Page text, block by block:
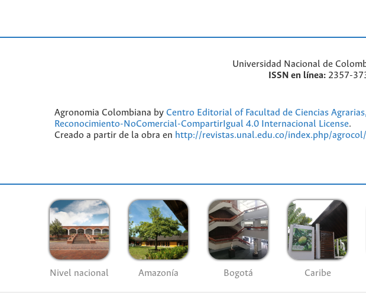
Universidad Nacional de
ISSN en línea:2357-
Agronomia Colombiana by Centro Editorial of Facultad de Ciencias
Reconocimiento-NoComercial-CompartirIgual 4.0 Internacional License.
Creado a partir de la obra en http://revistas.unal.edu.co/index.php/agrocol/
Nivel nacional Amazonía Bogotá Caribe